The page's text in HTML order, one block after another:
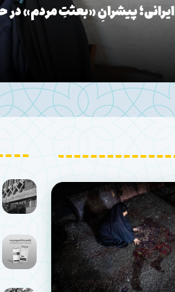
جنگ سوم تحمیلی می‌گوید
پشت پرده چهره آرام شهر در